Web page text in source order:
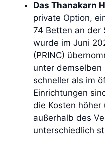
Das Thanakarn
private Option,
74 Betten an der
wurde im Juni
(PRINC)
unter demselben
schneller als im
Einrichtungen
die Kosten höher
außerhalb des
unterschiedlich